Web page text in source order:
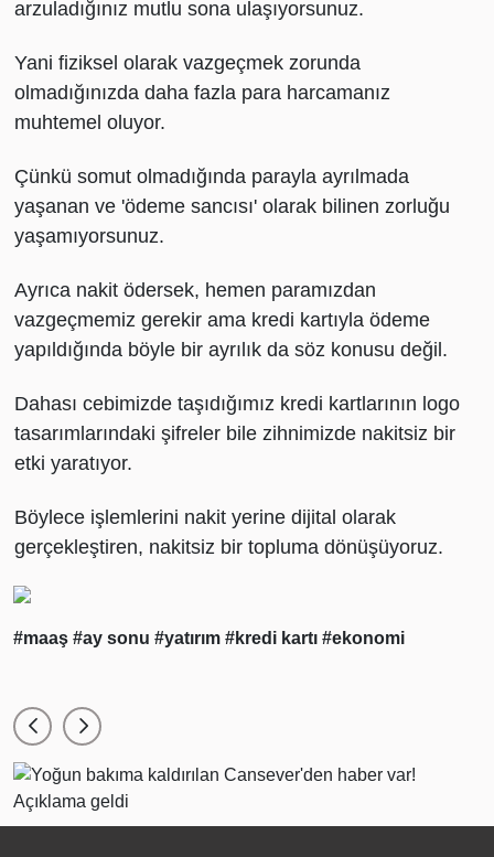
arzuladığınız mutlu sona ulaşıyorsunuz.
Yani fiziksel olarak vazgeçmek zorunda
olmadığınızda daha fazla para harcamanız
muhtemel oluyor.
Çünkü somut olmadığında parayla ayrılmada
yaşanan ve 'ödeme sancısı' olarak bilinen zorluğu
yaşamıyorsunuz.
Ayrıca nakit ödersek, hemen paramızdan
vazgeçmemiz gerekir ama kredi kartıyla ödeme
yapıldığında böyle bir ayrılık da söz konusu değil.
Dahası cebimizde taşıdığımız kredi kartlarının logo
tasarımlarındaki şifreler bile zihnimizde nakitsiz bir
etki yaratıyor.
Böylece işlemlerini nakit yerine dijital olarak
gerçekleştiren, nakitsiz bir topluma dönüşüyoruz.
#maaş #ay sonu #yatırım #kredi kartı #ekonomi